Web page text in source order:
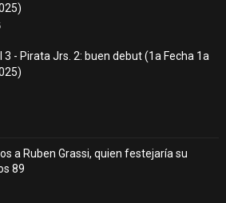
3 - Pirata Jrs. 2: buen debut (1a Fecha 1a
a Ruben Grassi, quien festejaría su
89